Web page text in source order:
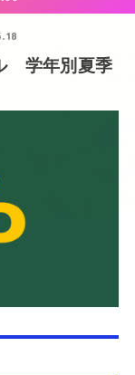
学年別夏季